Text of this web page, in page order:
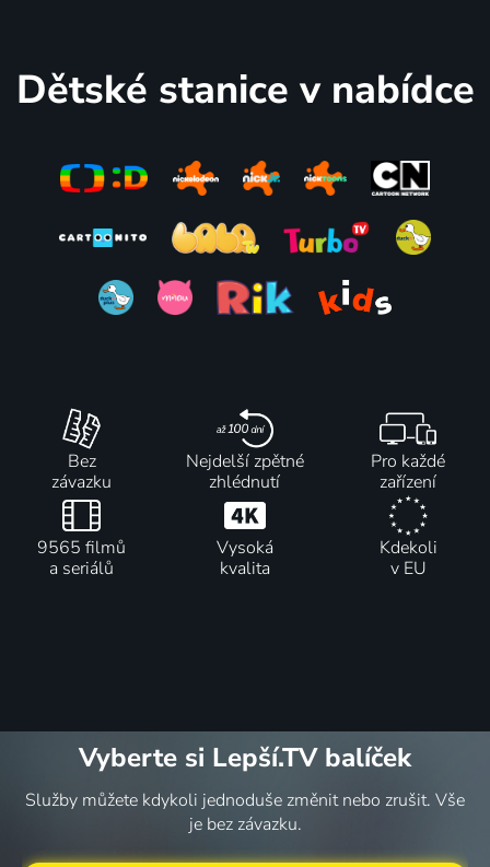
Dětské stanice v nabídce
Bez
závazku
Nejdelší zpětné
zhlédnutí
Pro každé
zařízení
9565 filmů
a seriálů
Vysoká
kvalita
Kdekoli
v EU
Vyberte si Lepší.TV balíček
Služby můžete kdykoli jednoduše změnit nebo zrušit. Vše
je bez závazku.